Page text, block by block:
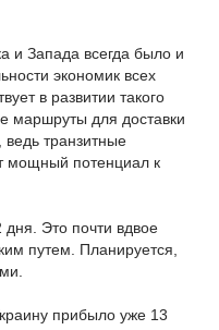
и Запада всегда было и
экономик всех
в развитии такого
маршруты для доставки
транзитные
мощный потенциал к
Это почти вдвое
путем. Планируется,
прибыло уже 13